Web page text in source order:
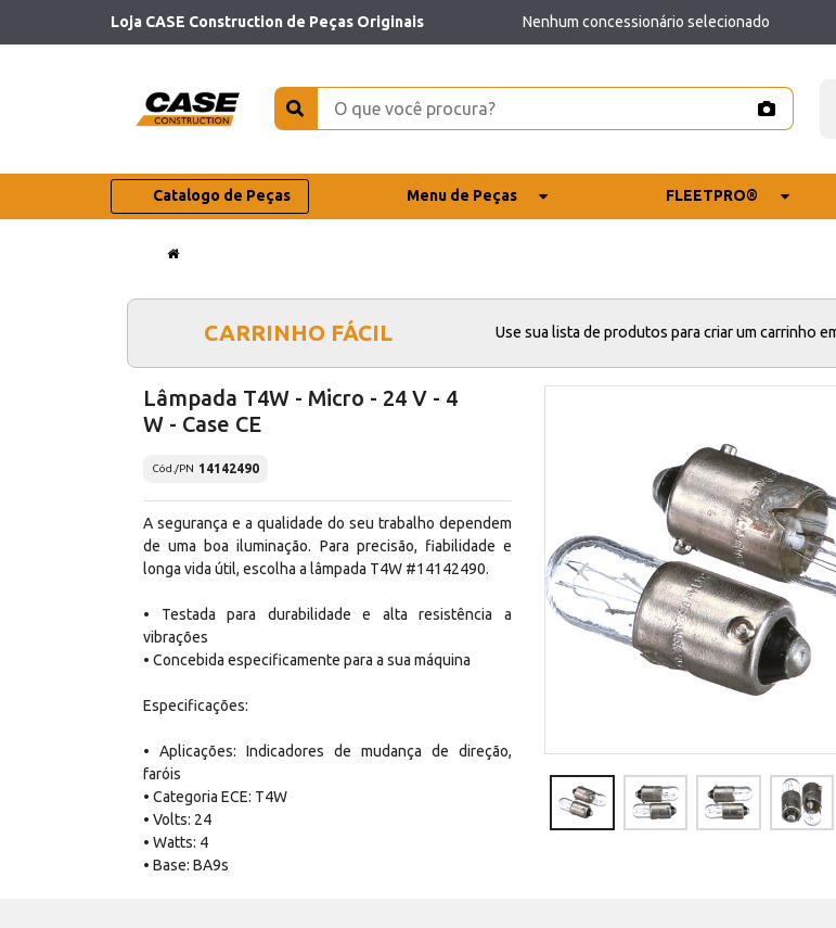
Loja CASE Construction de Peças Originais Nenhum concessionário selecionado
Catalogo de Peças Menu de Peças FLEETPRO®
CARRINHO FÁCIL Use sua lista de produtos para criar um carrinho
Lâmpada T4W - Micro - 24 V - 4
W - Case CE
Cód./PN 14142490
A segurança e a qualidade do seu trabalho dependem
de uma boa iluminação. Para precisão, fiabilidade e
longa vida útil, escolha a lâmpada T4W #14142490.
• Testada para durabilidade e alta resistência a
vibrações
• Concebida especificamente para a sua máquina
Especificações:
• Aplicações: Indicadores de mudança de direção,
faróis
• Categoria ECE: T4W
• Volts: 24
• Watts: 4
• Base: BA9s